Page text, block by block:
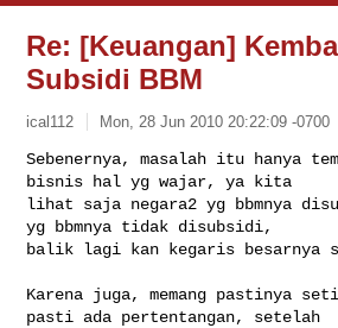
Re: [Keuangan]
Subsidi BBM
ical112 Mon, 28 Jun 2010 20:22:09 -0700
Sebenernya, masalah itu hanya
bisnis hal yg wajar, ya kita
lihat saja negara2 yg bbmnya
yg bbmnya tidak disubsidi,
balik lagi kan kegaris besarnya
Karena juga, memang pastinya
pasti ada pertentangan, setelah